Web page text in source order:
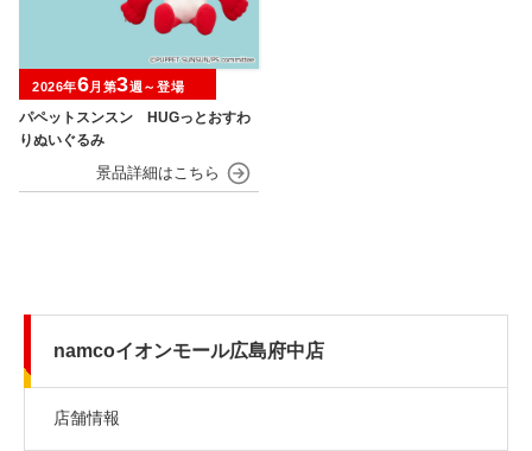
パペットスンスン HUGっとおすわ
りぬいぐるみ
2026年6月第3週～登場
namcoイオンモール広島府中店
店舗情報